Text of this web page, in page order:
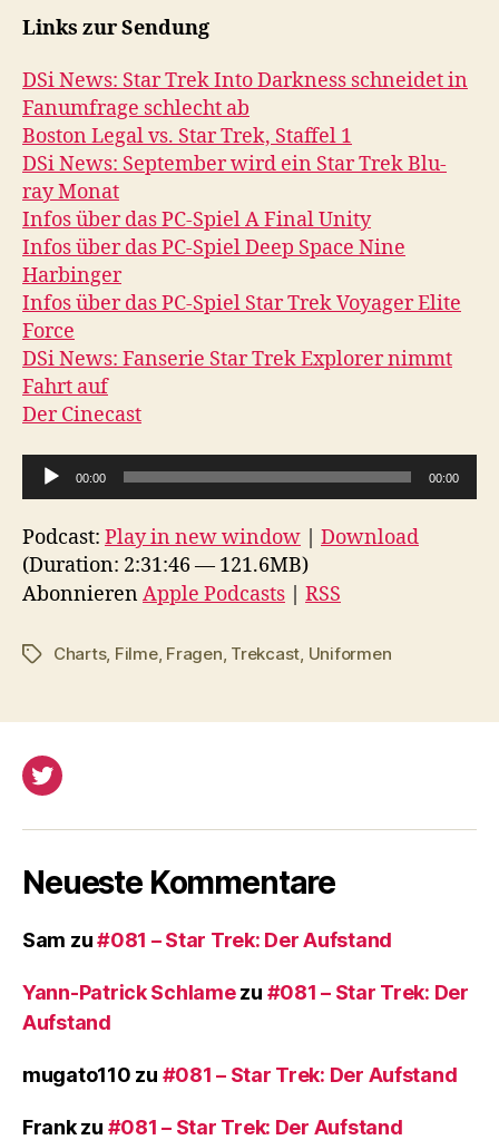
Links zur Sendung
DSi News: Star Trek Into Darkness schneidet in
Fanumfrage schlecht ab
Boston Legal vs. Star Trek, Staffel 1
DSi News: September wird ein Star Trek Blu-
ray Monat
Infos über das PC-Spiel A Final Unity
Infos über das PC-Spiel Deep Space Nine
Harbinger
Infos über das PC-Spiel Star Trek Voyager Elite
Force
DSi News: Fanserie Star Trek Explorer nimmt
Fahrt auf
Der Cinecast
u
d
i
o
P
e
r
00:00 00:00
Podcast: Play in new window
Download
(Duration: 2:31:46 — 121.6MB)
AbonnierenApple Podcasts RSS
Schlagwörter
Charts, Filme, Fragen, Trekcast, Uniformen
Twitter
Neueste Kommentare
Sam zu#081 – Star Trek: Der Aufstand
Yann-Patrick Schlamezu #081 – Star Trek: Der
Aufstand
mugato110 zu #081 – Star Trek: Der Aufstand
Frankzu #081 – Star Trek: Der Aufstand